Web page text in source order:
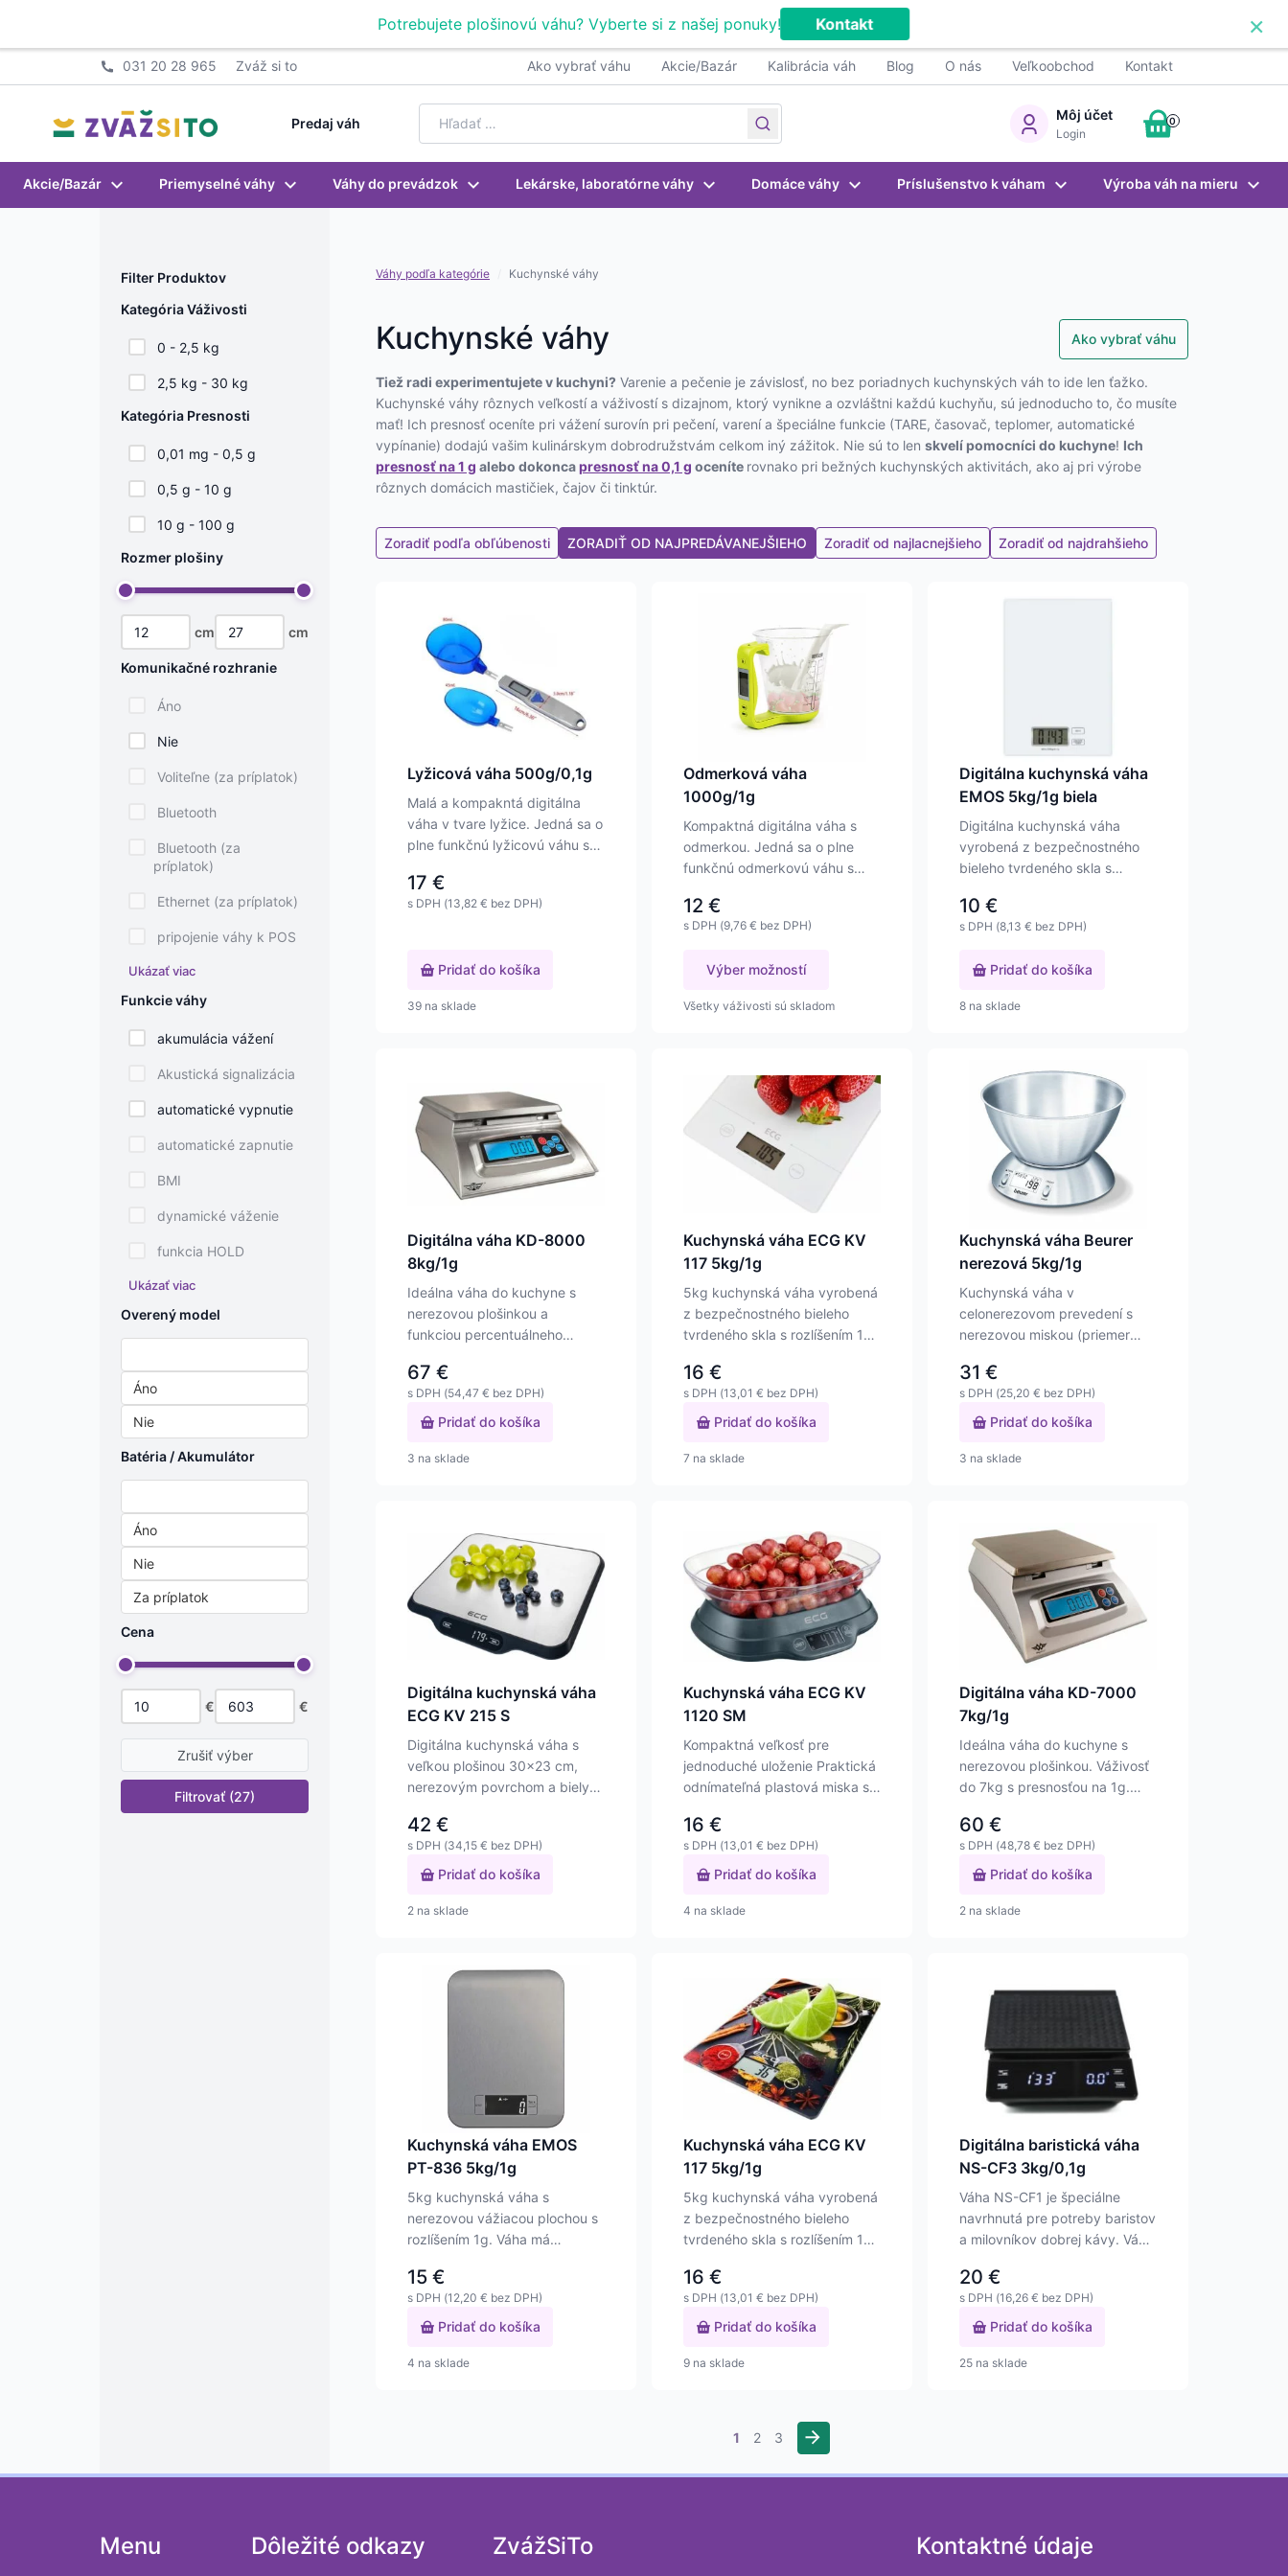
Potrebujete plošinovú váhu? Vyberte si z našej ponuky! Kontakt ×
031 20 28 965 Zváž si to Ako vybrať váhu Akcie/Bazár Kalibrácia váh Blog O nás Veľkoobchod Kontakt
Predaj váh
Môj účet
Login
0
Akcie/Bazár Priemyselné váhy Váhy do prevádzok Lekárske, laboratórne váhy Domáce váhy Príslušenstvo k váham Výroba váh na mieru
Váhy podľa kategórie Kuchynské váhy
Kuchynské váhy Ako vybrať váhu
Tiež radi experimentujete v kuchyni? Varenie a pečenie je závislosť, no bez poriadnych kuchynských váh to ide len ťažko.
Kuchynské váhy rôznych veľkostí a váživostí s dizajnom, ktorý vynikne a ozvláštni každú kuchyňu, sú jednoducho to, čo musíte
mať! Ich presnosť oceníte pri vážení surovín pri pečení, varení a špeciálne funkcie (TARE, časovač, teplomer, automatické
vypínanie) dodajú vašim kulinárskym dobrodružstvám celkom iný zážitok. Nie sú to len skvelí pomocníci do kuchyne! Ich
presnosť na 1 g alebo dokoncapresnosť na 0,1 g oceníte rovnako pri bežných kuchynských aktivitách, ako aj pri výrobe
rôznych domácich mastičiek, čajov či tinktúr.
Zoradiť podľa obľúbenosti ZORADIŤ OD NAJPREDÁVANEJŠIEHO Zoradiť od najlacnejšieho Zoradiť od najdrahšieho
Lyžicová váha 500g/0,1g
Malá a kompakntá digitálna
váha v tvare lyžice. Jedná sa o
plne funkčnú lyžicovú váhu s
17 €
s DPH (13,82 € bez DPH)
Pridať do košíka
39 na sklade
Odmerková váha
1000g/1g
Kompaktná digitálna váha s
odmerkou. Jedná sa o plne
funkčnú odmerkovú váhu s
12 €
s DPH (9,76 € bez DPH)
Výber možností
variantov.
Možnosti
vybrať
na
produktu.
Všetky váživosti sú skladom
Digitálna kuchynská váha
EMOS 5kg/1g biela
Digitálna kuchynská váha
vyrobená z bezpečnostného
bieleho tvrdeného skla s
10 €
s DPH (8,13 € bez DPH)
Pridať do košíka
8 na sklade
Digitálna váha KD-8000
8kg/1g
Ideálna váha do kuchyne s
nerezovou plošinkou a
funkciou percentuálneho
67 €
s DPH (54,47 € bez DPH)
Pridať do košíka
3 na sklade
Kuchynská váha ECG KV
117 5kg/1g
5kg kuchynská váha vyrobená
z bezpečnostného bieleho
tvrdeného skla s rozlíšením 1g
16 €
s DPH (13,01 € bez DPH)
Pridať do košíka
7 na sklade
Kuchynská váha Beurer
nerezová 5kg/1g
Kuchynská váha v
celonerezovom prevedení s
nerezovou miskou (priemer
presnosť…
31 €
s DPH (25,20 € bez DPH)
Pridať do košíka
3 na sklade
Digitálna kuchynská váha
ECG KV 215 S
Digitálna kuchynská váha s
veľkou plošinou 30x23 cm,
nerezovým povrchom a bielym
42 €
s DPH (34,15 € bez DPH)
Pridať do košíka
2 na sklade
Kuchynská váha ECG KV
1120 SM
Kompaktná veľkosť pre
jednoduché uloženie Praktická
odnímateľná plastová miska s
16 €
s DPH (13,01 € bez DPH)
Pridať do košíka
4 na sklade
Digitálna váha KD-7000
7kg/1g
Ideálna váha do kuchyne s
nerezovou plošinkou. Váživosť
do 7kg s presnosťou na 1g.
60 €
s DPH (48,78 € bez DPH)
Pridať do košíka
2 na sklade
Kuchynská váha EMOS
PT-836 5kg/1g
5kg kuchynská váha s
nerezovou vážiacou plochou s
rozlíšením 1g. Váha má
15 €
s DPH (12,20 € bez DPH)
Pridať do košíka
4 na sklade
Kuchynská váha ECG KV
117 5kg/1g
5kg kuchynská váha vyrobená
z bezpečnostného bieleho
tvrdeného skla s rozlíšením 1g
16 €
s DPH (13,01 € bez DPH)
Pridať do košíka
9 na sklade
Digitálna baristická váha
NS-CF3 3kg/0,1g
Váha NS-CF1 je špeciálne
navrhnutá pre potreby baristov
a milovníkov dobrej kávy. Váha
20 €
s DPH (16,26 € bez DPH)
Pridať do košíka
25 na sklade
1 2 3
Filter Produktov
Kategória Váživosti
0 - 2,5 kg
2,5 kg - 30 kg
Kategória Presnosti
0,01 mg - 0,5 g
0,5 g - 10 g
10 g - 100 g
Rozmer plošiny
cm cm
Komunikačné rozhranie
Áno
Nie
Voliteľne (za príplatok)
Bluetooth
Bluetooth (za
príplatok)
Ethernet (za príplatok)
pripojenie váhy k POS
Ukázať viac
Funkcie váhy
akumulácia vážení
Akustická signalizácia
automatické vypnutie
automatické zapnutie
BMI
dynamické váženie
funkcia HOLD
Ukázať viac
Overený model
Áno
Nie
Batéria / Akumulátor
Áno
Nie
Za príplatok
Cena
€ €
Zrušiť výber
Menu Dôležité odkazy ZvážSiTo Kontaktné údaje